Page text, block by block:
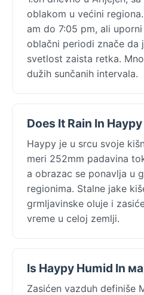
oblakom u većini
am do 7:05 pm, ali
oblačni periodi znače da
svetlost zaista retka.
dužih sunčanih intervala.
Does It Rain In
Науру je u srcu svoje
meri 252mm padavina
a obrazac se ponavlja u
regionima. Stalne jake
grmljavinske oluje i
vreme u celoj zemlji.
Is Науру Humid In
Zasićen vazduh definiše